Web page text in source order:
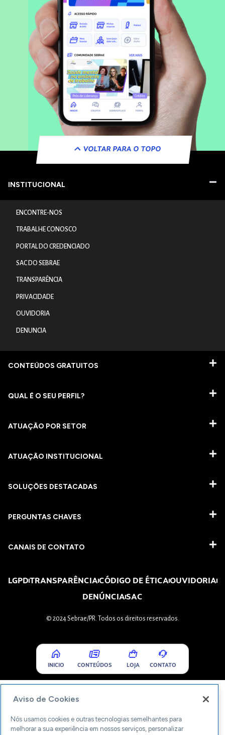
VOLTAR PARA O TOPO
INSTITUCIONAL
ENCONTRE-NOS
TRABALHE CONOSCO
PORTAL DO CREDENCIADO
SAC DO SEBRAE
TRANSPARÊNCIA
PRIVACIDADE
OUVIDORIA
DENUNCIA
CONTEÚDOS GRATUITOS
QUAL É O SEU PERFIL?
ATUAÇÃO POR SETOR
ATUAÇÃO INSTITUCIONAL
SOLUÇÕES DESTACADAS
PERGUNTAS CHAVES​
CANAIS DE CONTATO
LGPDTRANSPARÊNCIACÓDIGO DE ÉTICAOUVIDORIA
DENÚNCIASAC
© 2024 Sebrae/PR. Todos os direitos reservados.
INICIO CONTEÚDOS LOJA CONTATO
Aviso de Cookies
Nós usamos cookies e outras tecnologias semelhantes para
melhorar a sua experiência em nossos serviços, personalizar